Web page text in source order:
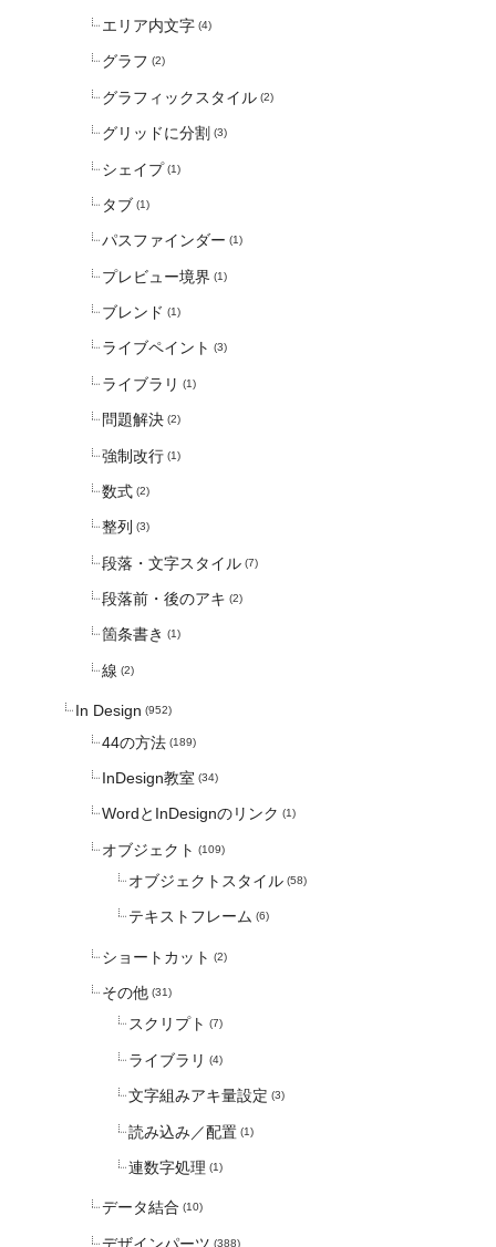
エリア内文字 (4)
グラフ (2)
グラフィックスタイル (2)
グリッドに分割 (3)
シェイプ (1)
タブ (1)
パスファインダー (1)
プレビュー境界 (1)
ブレンド (1)
ライブペイント (3)
ライブラリ (1)
問題解決 (2)
強制改行 (1)
数式 (2)
整列 (3)
段落・文字スタイル (7)
段落前・後のアキ (2)
箇条書き (1)
線 (2)
In Design (952)
44の方法 (189)
InDesign教室 (34)
WordとInDesignのリンク (1)
オブジェクト (109)
オブジェクトスタイル (58)
テキストフレーム (6)
ショートカット (2)
その他 (31)
スクリプト (7)
ライブラリ (4)
文字組みアキ量設定 (3)
読み込み／配置 (1)
連数字処理 (1)
データ結合 (10)
(388)